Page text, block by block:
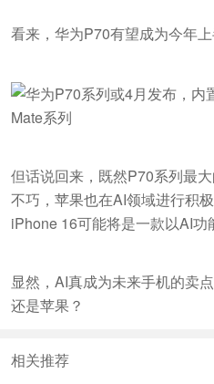
看来，华为P70有望成为今年上
但话说回来，既然P70系列最
不巧，苹果也在AI领域进行积
iPhone 16可能将是一款以AI功
显然，AI真成为未来手机的卖
还是苹果？
相关推荐